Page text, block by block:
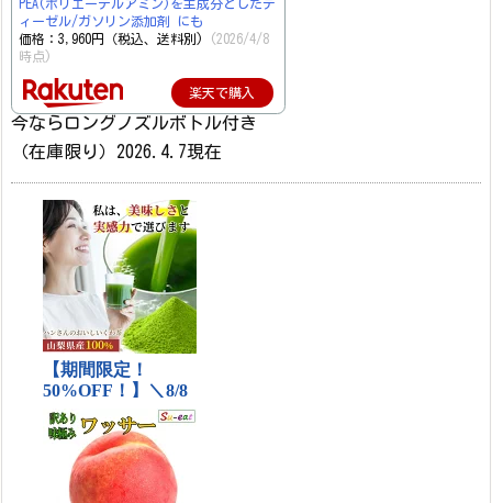
PEA(ポリエーテルアミン)を主成分としたデ
ィーゼル/ガソリン添加剤 にも
価格：3,960円（税込、送料別)
(2026/4/8
時点)
楽天で購入
今ならロングノズルボトル付き
（在庫限り）2026.4.7現在